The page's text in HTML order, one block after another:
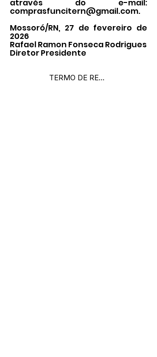
através do e-mail:
comprasfuncitern@gmail.com.
Mossoró/RN, 27 de fevereiro de
2026
Rafael Ramon Fonseca Rodrigues
Diretor Presidente
TERMO DE REFERÊNCIA